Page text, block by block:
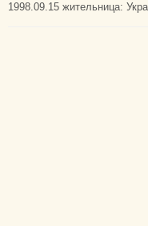
1998.09.15 жительница: